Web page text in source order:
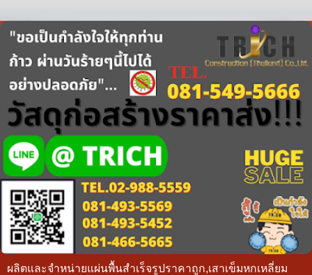
ผลิตและจำหน่ายแผ่นพื้นสำเร็จรูปราคาถูก,เสาเข็มหกเหลี่ยม